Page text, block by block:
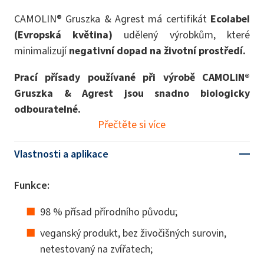
CAMOLIN® Gruszka & Agrest má certifikát Ecolabel
(Evropská květina) udělený výrobkům, které
minimalizujínegativní dopad na životní prostředí.
Prací přísady používané při výrobě CAMOLIN®
Gruszka & Agrest
jsou snadno biologicky
odbouratelné.
Přečtěte si více
Vlastnosti a aplikace
Funkce:
98 % přísad přírodního původu;
veganský produkt, bez živočišných surovin,
netestovaný na zvířatech;